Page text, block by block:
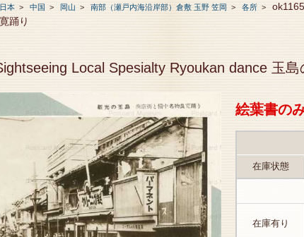
て
作）につ
本 > 中国 > 岡山 > 南部（瀬戸内海沿岸部）倉敷 玉野 笠岡 > 各所 >
踊り
Local Spesialty Ryoukan dance 玉
絵葉書の
在庫状態
在庫有り